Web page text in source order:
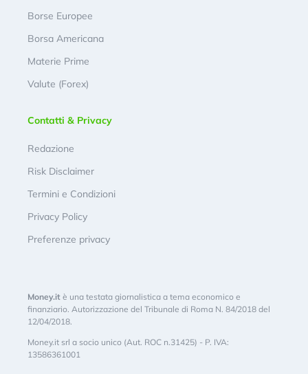
Borse Europee
Borsa Americana
Materie Prime
Valute (Forex)
Contatti & Privacy
Redazione
Risk Disclaimer
Termini e Condizioni
Privacy Policy
Preferenze privacy
Money.it è una testata giornalistica a tema economico e
finanziario. Autorizzazione del Tribunale di Roma N. 84/2018 del
12/04/2018.
Money.it srl a socio unico (Aut. ROC n.31425) - P. IVA:
13586361001